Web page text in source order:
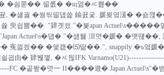
�쇰쭏�� 留롮� �щ엺�ㅼ뾾��
�섏궗 �쒕씪留덉쓽 鍮꾨궃. 媛묒옄湲� �숈
쓣 臾쇱뿀��. "肄곗씠."�봋apan
Actuel\s�덉� "�섎뒗 洹몃�媛� �먯떊
寃껋씠�� �앷컖�⑸땲��.", snappily �ъ옄媛�
굅由� 肄붾꼫, �ㅼ뒪IFK
FC �곹뙆�몃━ II����遊�.Japan